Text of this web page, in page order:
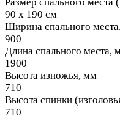
90 х 190 см
Ширина спального
900
Длина спального места,
1900
Высота изножья, мм
710
Высота спинки
710